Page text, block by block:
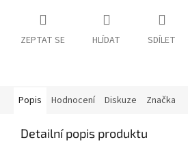
ZEPTAT SE HLÍDAT SDÍLET
Popis Hodnocení Diskuze Značka
Detailní popis produktu